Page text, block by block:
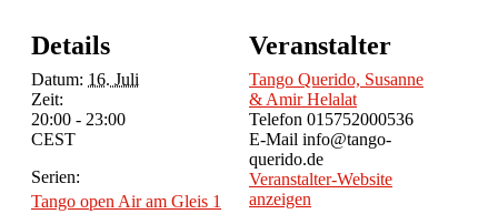
Details
Datum: 16. Juli
Zeit:
20:00 - 23:00
CEST
Serien:
Tango open Air am Gleis 1
Veranstalter
Tango Querido, Susanne
& Amir Helalat
Telefon 015752000536
E-Mail info@tango-
querido.de
Veranstalter-Website
anzeigen